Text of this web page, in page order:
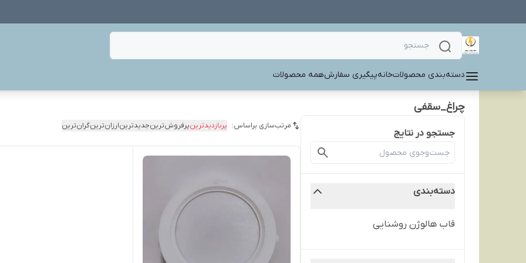
دسته‌بندی محصولاتخانهپیگیری سفارشهمه محصولات
چراغ_سقفی
جستجو در نتایج
دسته‌بندی
قاب هالوژن روشنایی
مرتب‌سازی براساس: پربازدیدترینپرفروش‌ترینجدیدترینارزان‌ترینگران‌ترین